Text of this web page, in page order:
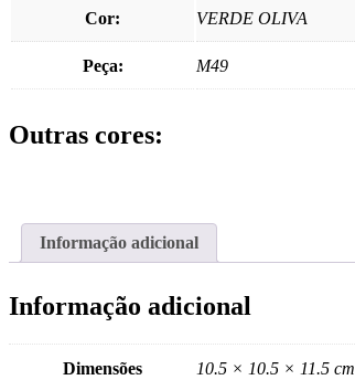
Cor: VERDE OLIVA
Peça: M49
Outras cores:
Informação adicional
Informação adicional
Dimensões 10.5 × 10.5 × 11.5 cm